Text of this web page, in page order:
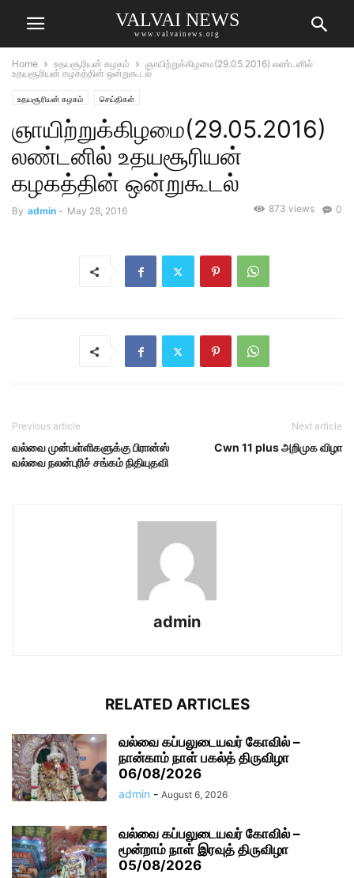
VALVAI NEWS
www.valvainews.org
Home உதயசூரியன் கழகம்
ஞாயிற்றுக்கிழமை(29.05.2016) லண்டனில்
உதயசூரியன் கழகத்தின் ஒன்றுகூடல்
உதயசூரியன் கழகம் செய்திகள்
ஞாயிற்றுக்கிழமை(29.05.2016)
லண்டனில் உதயசூரியன்
கழகத்தின் ஒன்றுகூடல்
By admin - May 28, 2016 0
873 views
Previous article
வல்வை முன்பள்ளிகளுக்கு பிரான்ஸ்
வல்வை நலன்புரிச் சங்கம் நிதியுதவி
Next article
Cwn 11 plus அறிமுக விழா
admin
RELATED ARTICLES
வல்வை கப்பலுடையவர் கோவில் –
நான்காம் நாள் பகல்த் திருவிழா
06/08/2026
admin - August 6, 2026
வல்வை கப்பலுடையவர் கோவில் –
மூன்றாம் நாள் இரவுத் திருவிழா
05/08/2026